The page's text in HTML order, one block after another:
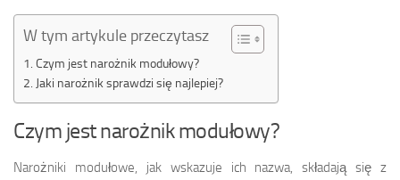
W tym artykule przeczytasz
Czym jest narożnik modułowy?
Jaki narożnik sprawdzi się najlepiej?
Czym jest narożnik modułowy?
Narożniki modułowe, jak wskazuje ich nazwa, składają się z